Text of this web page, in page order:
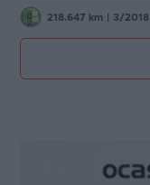
218.647 km 3/2018